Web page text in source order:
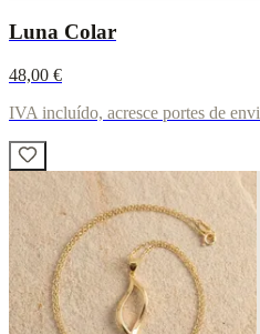
Luna Colar
48,00 €
IVA incluído, acresce portes de